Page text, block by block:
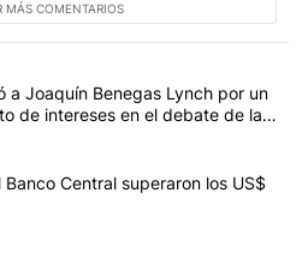
MÁS COMENTARIOS
con más comentarios en los
el título "Di Tullio impugnó a
a Joaquín Benegas Lynch por un
de intereses en el debate de la
el título "Las reservas del Banco
Banco Central superaron los US$